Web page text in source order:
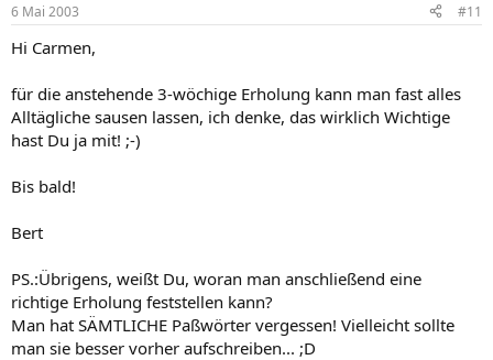
6 Mai 2003 #11
Hi Carmen,
für die anstehende 3-wöchige Erholung kann man fast alles
Alltägliche sausen lassen, ich denke, das wirklich Wichtige
hast Du ja mit! ;-)
Bis bald!
Bert
PS.:Übrigens, weißt Du, woran man anschließend eine
richtige Erholung feststellen kann?
Man hat SÄMTLICHE Paßwörter vergessen! Vielleicht sollte
man sie besser vorher aufschreiben... ;D